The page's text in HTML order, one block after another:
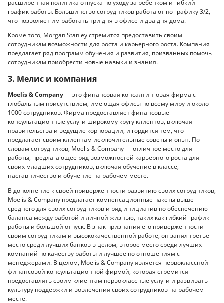
расширенная политика отпуска по уходу за ребенком и гибкий
график работы. Большинство сотрудников работают по графику 3/2,
что позволяет им работать три дня в офисе и два дня дома.
Кроме того, Morgan Stanley стремится предоставить своим
сотрудникам возможности для роста и карьерного роста. Компания
предлагает ряд программ обучения и развития, призванных помочь
сотрудникам приобрести новые навыки и знания.
3. Мелис и компания
Moelis & Company— это финансовая консалтинговая фирма с
глобальным присутствием, имеющая офисы по всему миру и около
1000 сотрудников. Фирма предоставляет финансовые
консультационные услуги широкому кругу клиентов, включая
правительства и ведущие корпорации, и гордится тем, что
предлагает своим клиентам исключительные советы и опыт. По
словам сотрудников, Moelis & Company — отличное место для
работы, предлагающее ряд возможностей карьерного роста для
своих младших сотрудников, включая обучение в классе,
наставничество и обучение на рабочем месте.
В дополнение к своей приверженности развитию своих сотрудников,
Moelis & Company предлагает компенсационные пакеты выше
среднего для своих сотрудников и ряд инициатив по обеспечению
баланса между работой и личной жизнью, таких как гибкий график
работы и большой отпуск. В знак признания его приверженности
своим сотрудникам и высококачественной работе, он занял третье
место среди лучших банков в целом, второе место среди лучших
компаний по качеству работы и лучшее по отношениям с
менеджерами. В целом, Moelis & Company является первоклассной
финансовой консультационной фирмой, которая стремится
предоставлять своим клиентам первоклассные услуги и развивать
культуру поддержки и вовлечения своих сотрудников на рабочем
месте.